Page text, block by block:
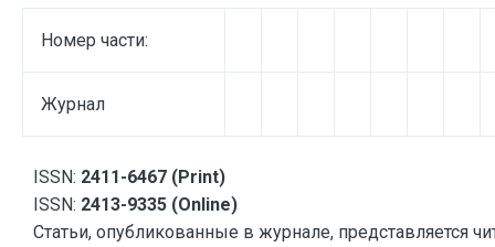
Номер части:
Журнал
ISSN: 2411-6467 (Print)
ISSN: 2413-9335 (Online)
Статьи, опубликованные в журнале, представляется